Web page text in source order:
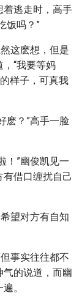
着逃走时，高手
饭吗？”
这麽想，但是
“我要等妈
样子，可真我
麽？”高手一脸
！”幽俊凯见一
借口缠扰自己
望对方有自知
事实往往都不
的说道，而幽
。